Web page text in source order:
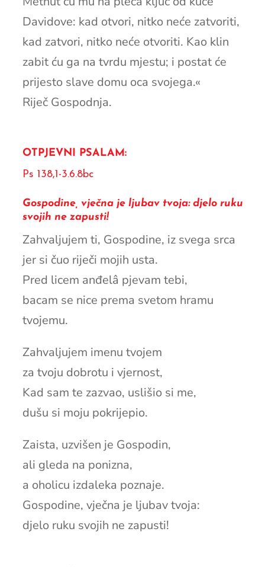
Davidove: kad otvori, nitko neće zatvoriti,
kad zatvori, nitko neće otvoriti. Kao klin
zabit ću ga na tvrdu mjestu; i postat će
prijesto slave domu oca svojega.«
Riječ Gospodnja.
OTPJEVNI PSALAM:
Ps 138,1-3.6.8bc
Gospodine, vječna je ljubav tvoja: djelo ruku
svojih ne zapusti!
Zahvaljujem ti, Gospodine, iz svega srca
jer si čuo riječi mojih usta.
Pred licem anđelâ pjevam tebi,
bacam se nice prema svetom hramu
tvojemu.
Zahvaljujem imenu tvojem
za tvoju dobrotu i vjernost,
Kad sam te zazvao, uslišio si me,
dušu si moju pokrijepio.
Zaista, uzvišen je Gospodin,
ali gleda na ponizna,
a oholicu izdaleka poznaje.
Gospodine, vječna je ljubav tvoja:
djelo ruku svojih ne zapusti!